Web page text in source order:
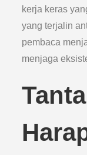
kerja keras
yang terjalin
pembaca
menjaga